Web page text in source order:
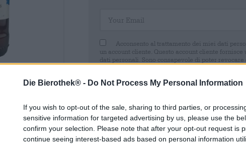
Die Bierothek® - Do Not Process My Personal Information
If you wish to opt-out of the sale, sharing to third parties, or
sensitive information for targeted advertising by us, please use the
confirm your selection. Please note that after your opt-out request is
continue seeing interest-based ads based on personal information
Acconsento al trattamento dei miei dati
un account cliente. Questo account cliente
dati personali. Sono consapevole di poter
inviando un'e-mail a shop@bierothek.de. La
trattamento effettuato sulla base del suo
nel nostrodichiarazione sulla protezione dei dati
* I prezzi sono comprensivi di IVA. Più